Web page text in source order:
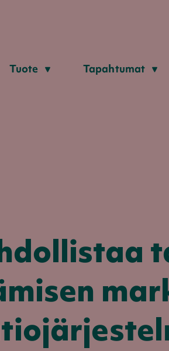
Tuote Tapahtumat